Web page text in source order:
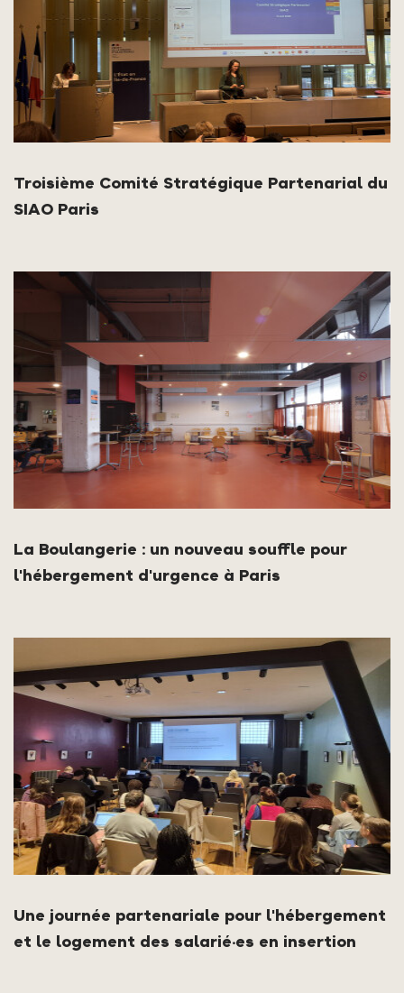
Troisième Comité Stratégique Partenarial du
SIAO Paris
La Boulangerie : un nouveau souffle pour
l'hébergement d'urgence à Paris
Une journée partenariale pour l'hébergement
et le logement des salarié·es en insertion